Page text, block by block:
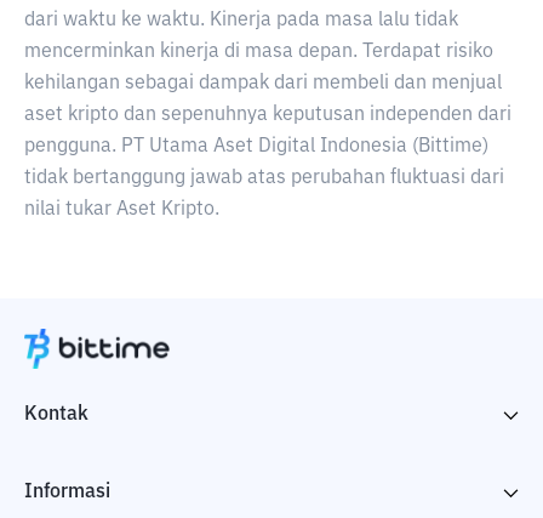
dari waktu ke waktu. Kinerja pada masa lalu tidak
mencerminkan kinerja di masa depan. Terdapat risiko
kehilangan sebagai dampak dari membeli dan menjual
aset kripto dan sepenuhnya keputusan independen dari
pengguna. PT Utama Aset Digital Indonesia (Bittime)
tidak bertanggung jawab atas perubahan fluktuasi dari
nilai tukar Aset Kripto.
Kontak
Informasi